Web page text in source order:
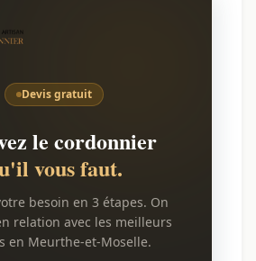
Devis gratuit
le cordonnier
vous faut.
besoin en 3 étapes. On
relation avec les meilleurs
en Meurthe-et-Moselle.